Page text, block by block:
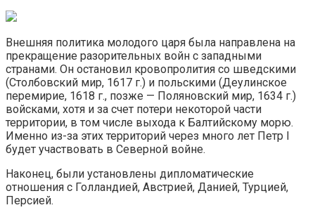
Внешняя политика молодого царя была направлена на
прекращение разорительных войн с западными
странами. Он остановил кровопролития со шведскими
(Столбовский мир, 1617 г.) и польскими (Деулинское
перемирие, 1618 г., позже — Поляновский мир, 1634 г.)
войсками, хотя и за счет потери некоторой части
территории, в том числе выхода к Балтийскому морю.
Именно из-за этих территорий через много лет Петр I
будет участвовать в Северной войне.
Наконец, были установлены дипломатические
отношения с Голландией, Австрией, Данией, Турцией,
Персией.